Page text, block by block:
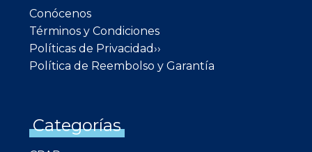
Conócenos
Términos y Condiciones
Políticas de Privacidad››
Política de Reembolso y Garantía
Categorías